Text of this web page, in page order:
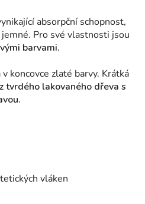
absorpční schopnost,
Pro své vlastnosti jsou
barvami.
v koncovce zlaté barvy. Krátká
tvrdého lakovaného dřeva s
vláken